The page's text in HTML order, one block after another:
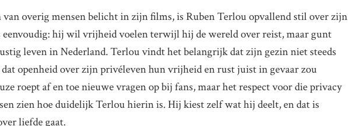
van overig mensen belicht in zijn films, is Ruben Terlou opvallend stil over zijn
eenvoudig: hij wil vrijheid voelen terwijl hij de wereld over reist, maar gunt
leven in Nederland. Terlou vindt het belangrijk dat zijn gezin niet steeds
openheid over zijn privéleven hun vrijheid en rust juist in gevaar zou
roept af en toe nieuwe vragen op bij fans, maar het respect voor die privacy
zien hoe duidelijk Terlou hierin is. Hij kiest zelf wat hij deelt, en dat is
liefde gaat.